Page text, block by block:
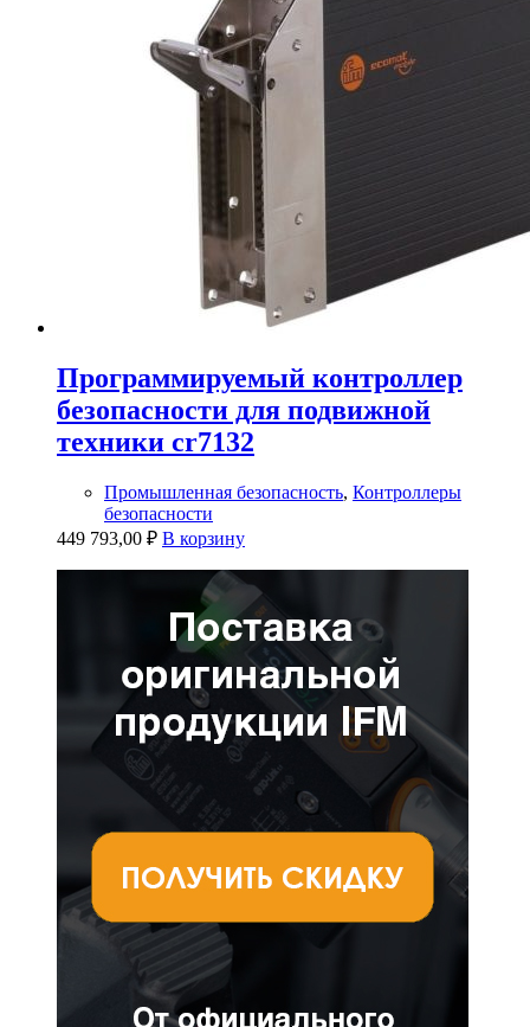
Программируемый контроллер
безопасности для подвижной
техники cr7132
Промышленная безопасность, Контроллеры
безопасности
449 793,00 ₽ В корзину